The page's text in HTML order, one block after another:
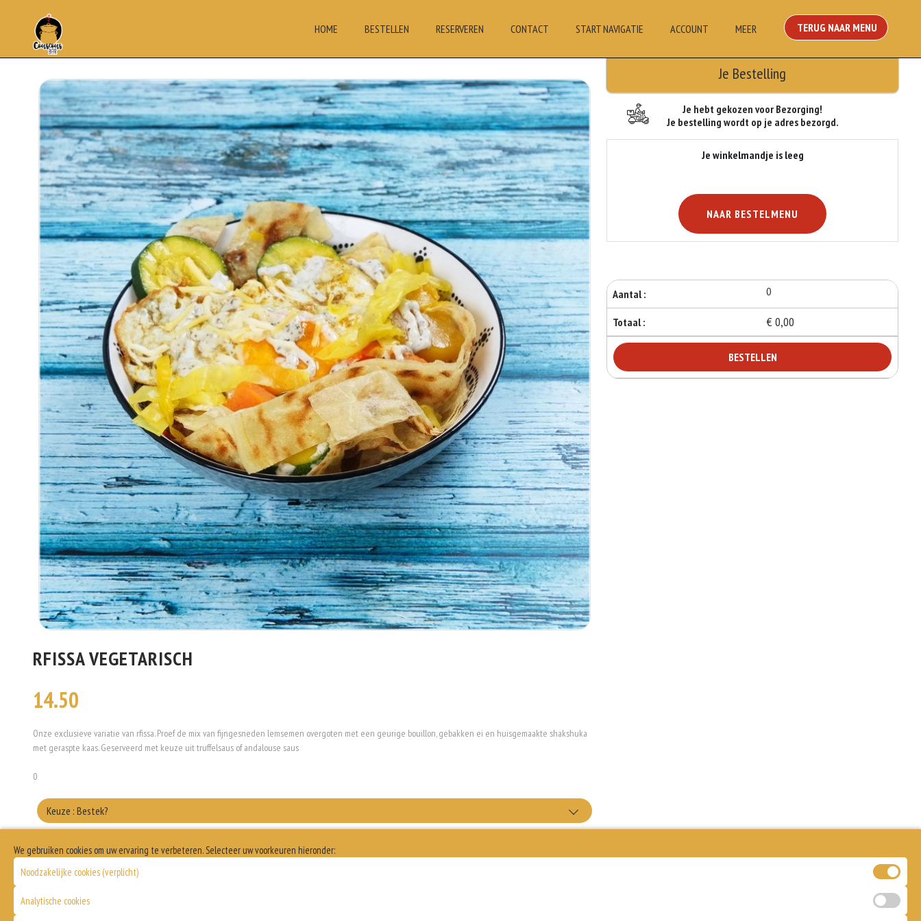
HOME BESTELLEN RESERVEREN CONTACT START NAVIGATIE ACCOUNT MEER TERUG NAAR MENU
RFISSA VEGETARISCH
14.50
Onze exclusieve variatie van rfissa. Proef de mix van fijngesneden lemsemen overgoten met een geurige bouillon, gebakken ei en huisgemaakte shakshuka
met geraspte kaas. Geserveerd met keuze uit truffelsaus of andalouse saus
0
Keuze : Bestek?
met bestek
Keuze : Feta
Je hebt gekozen voor Bezorging!
Je bestelling wordt op je adres bezorgd.
Je winkelmandje is leeg
NAAR BESTELMENU
Aantal : 0
Totaal : € 0,00
BESTELLEN
Je Bestelling
We gebruiken cookies om uw ervaring te verbeteren. Selecteer uw voorkeuren hieronder:
Noodzakelijke cookies (verplicht)
Analytische cookies